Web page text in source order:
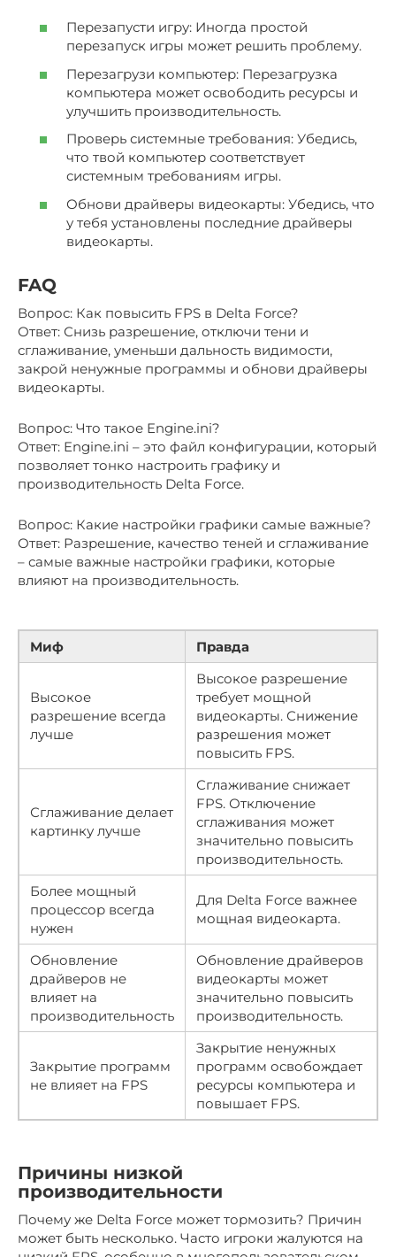
Перезапусти игру: Иногда простой
перезапуск игры может решить проблему.
Перезагрузи компьютер: Перезагрузка
компьютера может освободить ресурсы и
улучшить производительность.
Проверь системные требования: Убедись,
что твой компьютер соответствует
системным требованиям игры.
Обнови драйверы видеокарты: Убедись, что
у тебя установлены последние драйверы
видеокарты.
FAQ
Вопрос: Как повысить FPS в Delta Force?
Ответ: Снизь разрешение, отключи тени и
сглаживание, уменьши дальность видимости,
закрой ненужные программы и обнови драйверы
видеокарты.
Вопрос: Что такое Engine.ini?
Ответ: Engine.ini – это файл конфигурации, который
позволяет тонко настроить графику и
производительность Delta Force.
Вопрос: Какие настройки графики самые важные?
Ответ: Разрешение, качество теней и сглаживание
– самые важные настройки графики, которые
влияют на производительность.
Миф Правда
Высокое
разрешение всегда
лучше
Высокое разрешение
требует мощной
видеокарты. Снижение
разрешения может
повысить FPS.
Сглаживание делает
картинку лучше
Сглаживание снижает
FPS. Отключение
сглаживания может
значительно повысить
производительность.
Более мощный
процессор всегда
нужен
Для Delta Force важнее
мощная видеокарта.
Обновление
драйверов не
влияет на
производительность
Обновление драйверов
видеокарты может
значительно повысить
производительность.
Закрытие программ
не влияет на FPS
Закрытие ненужных
программ освобождает
ресурсы компьютера и
повышает FPS.
Причины низкой
производительности
Почему же Delta Force может тормозить? Причин
может быть несколько. Часто игроки жалуются на